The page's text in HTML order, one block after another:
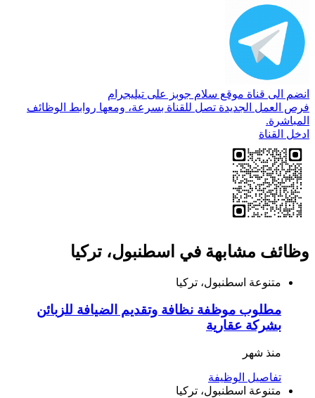
انضم الى قناة موقع سلام جوبز على تيليجرام
فرص العمل الجديدة تصل للقناة بسرعة، ومعها روابط الوظائف
المباشرة.
ادخل القناة
وظائف مشابهة في اسطنبول، تركيا
متنوعة اسطنبول، تركيا
مطلوب موظفة نظافة وتقديم الضيافة للزبائن
بشركة عقارية
منذ شهر
تفاصيل الوظيفة
متنوعة اسطنبول، تركيا